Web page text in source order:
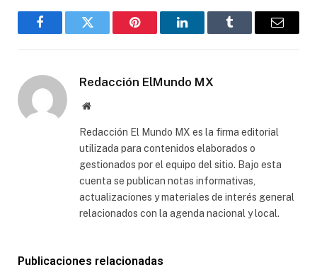
FacebookGorjeo Pinterest LinkedInTumblr
Correo
Redacción ElMundo MX
Sitio
Redacción El Mundo MX es la firma editorial
utilizada para contenidos elaborados o
gestionados por el equipo del sitio. Bajo esta
cuenta se publican notas informativas,
actualizaciones y materiales de interés general
relacionados con la agenda nacional y local.
Publicaciones relacionadas